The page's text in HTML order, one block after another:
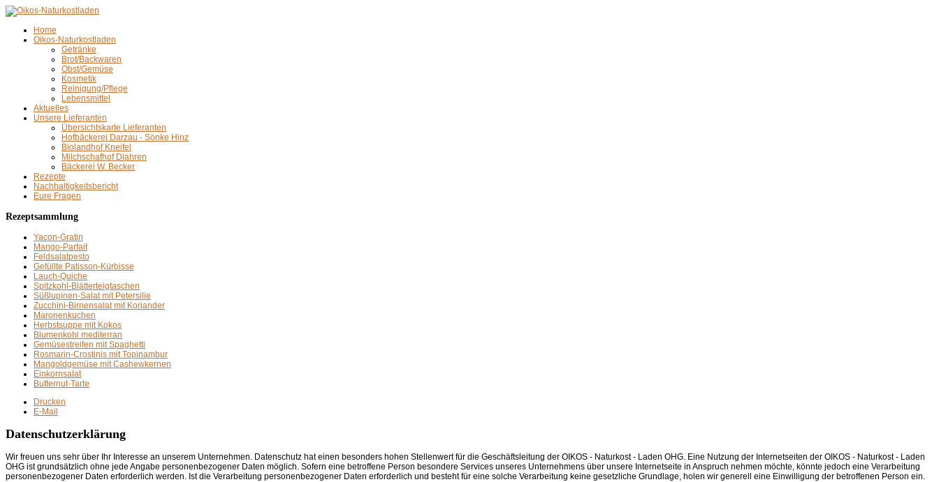
Home
Oikos-Naturkostladen
Getränke
Brot/Backwaren
Obst/Gemüse
Kosmetik
Reinigung/Pflege
Lebensmittel
Aktuelles
Unsere Lieferanten
Übersichtskarte Lieferanten
Hofbäckerei Darzau - Sönke Hinz
Biolandhof Kneifel
Milchschafhof Diahren
Bäckerei W. Becker
Rezepte
Nachhaltigkeitsbericht
Eure Fragen
Rezeptsammlung
Yacon-Gratin
Mango-Parfait
Feldsalatpesto
Gefüllte Patisson-Kürbisse
Lauch-Quiche
Spitzkohl-Blätterteigtaschen
Süßlupinen-Salat mit Petersilie
Zucchini-Birnensalat mit Koriander
Maronenkuchen
Herbstsuppe mit Kokos
Blumenkohl mediterran
Gemüsestreifen mit Spaghetti
Rosmarin-Crostinis mit Topinambur
Mangoldgemüse mit Cashewkernen
Einkornsalat
Butternut-Tarte
Drucken
E-Mail
Datenschutzerklärung
Wir freuen uns sehr über Ihr Interesse an unserem Unternehmen. Datenschutz hat einen besonders hohen Stellenwert für die Geschäftsleitung der OIKOS - Naturkost - Laden OHG. Eine Nutzung der Internetseiten der OIKOS - Naturkost - Laden
OHG ist grundsätzlich ohne jede Angabe personenbezogener Daten möglich. Sofern eine betroffene Person besondere Services unseres Unternehmens über unsere Internetseite in Anspruch nehmen möchte, könnte jedoch eine Verarbeitung
personenbezogener Daten erforderlich werden. Ist die Verarbeitung personenbezogener Daten erforderlich und besteht für eine solche Verarbeitung keine gesetzliche Grundlage, holen wir generell eine Einwilligung der betroffenen Person ein.